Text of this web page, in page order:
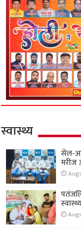
स्वास्थ्य
सेल-
मरीज